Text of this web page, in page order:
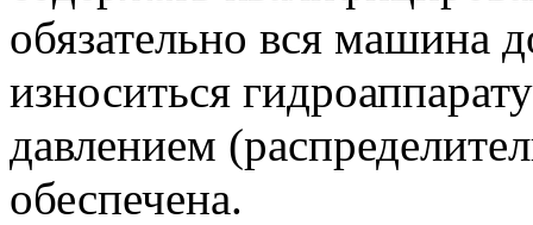
обязательно вся машина
износиться
давлением
обеспечена.